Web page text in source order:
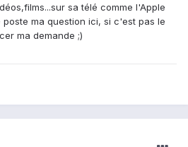
sa télé comme l'Apple
poste ma question ici, si c'est pas le
ma demande ;)